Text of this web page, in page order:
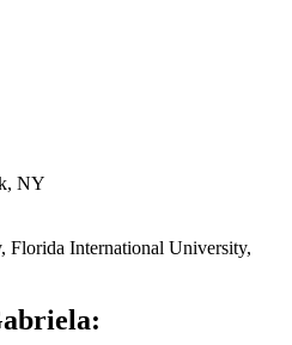
NY
Florida International University,